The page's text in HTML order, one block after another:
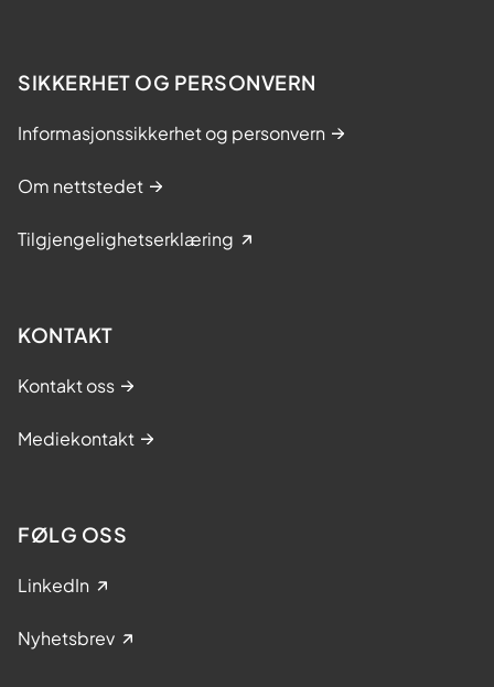
SIKKERHET OG PERSONVERN
Informasjonssikkerhet og personvern
Om nettstedet
Tilgjengelighetserklæring
KONTAKT
Kontakt oss
Mediekontakt
FØLG OSS
LinkedIn
Nyhetsbrev